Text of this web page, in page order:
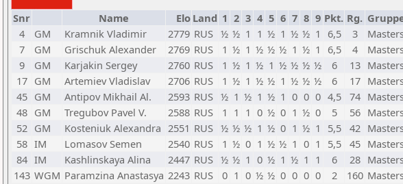
Snr Name Elo Land 1 2 3 4 5 6 7 8 9 Pkt. Rg.
4
GM Kramnik Vladimir 2779 RUS ½ ½ 1 1 ½ 1 ½ ½ 1 6,5 3
7
GM Grischuk Alexander 2769 RUS 1 ½ 1 ½ ½ ½ 1 ½ 1 6,5 4
9
GM Karjakin Sergey 2760 RUS 1 ½ 1 ½ 1 ½ ½ ½ ½ 6 13
17 GM Artemiev Vladislav 2706 RUS 1 ½ 1 ½ ½ 1 ½ ½ ½ 6 17
45 GM Antipov Mikhail Al. 2593 RUS ½ 1 ½ 1 ½ 1 0 0 0 4,5 74
48 GM Tregubov Pavel V. 2588 RUS 1 1 1 0 ½ 0 1 ½ 0 5 56
52 GM Kosteniuk Alexandra 2551 RUS ½ ½ ½ 1 ½ 0 1 ½ 1 5,5 42
58 IM Lomasov Semen 2540 RUS 1 ½ 0 1 ½ ½ 1 0 1 5,5 45
84 IM Kashlinskaya Alina 2447 RUS ½ ½ 1 0 ½ 1 ½ 1 1 6 28
143 WGM Paramzina Anastasya 2243 RUS 0 1 0 ½ ½ 0 0 0 0 2 160